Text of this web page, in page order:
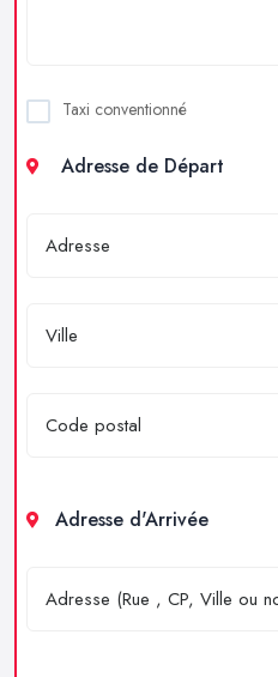
Taxi conventionné
Adresse de Départ
Adresse d'Arrivée